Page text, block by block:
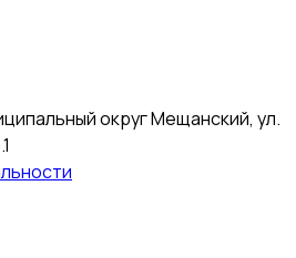
округ Мещанский, ул.